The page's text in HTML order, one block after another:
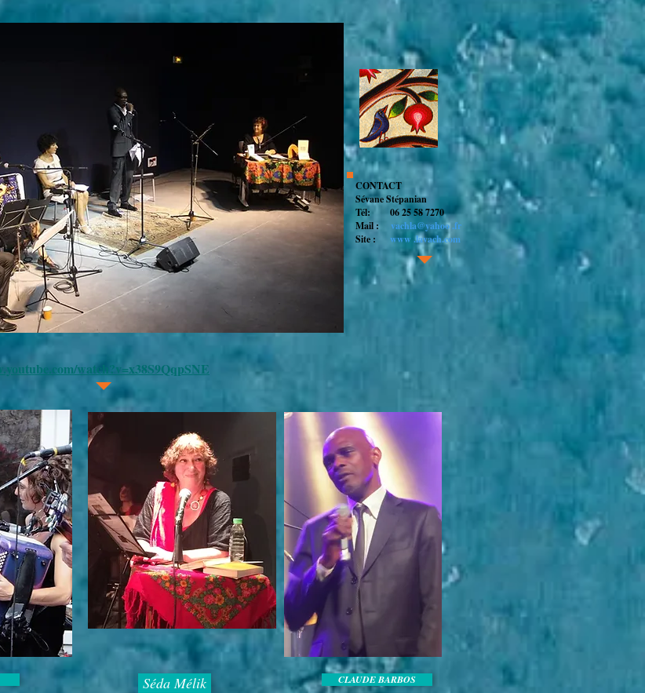
CONTACT
Sévane Stépanian
Tél: 06 25 58 7270
Mail :
vachla@yahoo .fr
Site : www .lavach.com
watch?v=x38S9QqpSNE
Séda Mélik CLAUDE BARBOS